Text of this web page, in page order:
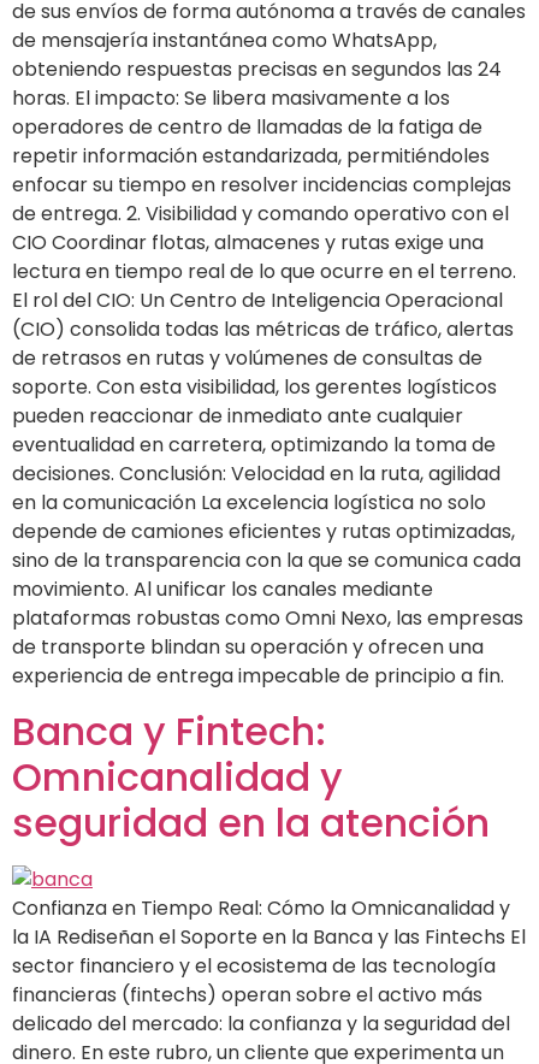
de sus envíos de forma autónoma a través de canales
de mensajería instantánea como WhatsApp,
obteniendo respuestas precisas en segundos las 24
horas. El impacto: Se libera masivamente a los
operadores de centro de llamadas de la fatiga de
repetir información estandarizada, permitiéndoles
enfocar su tiempo en resolver incidencias complejas
de entrega. 2. Visibilidad y comando operativo con el
CIO Coordinar flotas, almacenes y rutas exige una
lectura en tiempo real de lo que ocurre en el terreno.
El rol del CIO: Un Centro de Inteligencia Operacional
(CIO) consolida todas las métricas de tráfico, alertas
de retrasos en rutas y volúmenes de consultas de
soporte. Con esta visibilidad, los gerentes logísticos
pueden reaccionar de inmediato ante cualquier
eventualidad en carretera, optimizando la toma de
decisiones. Conclusión: Velocidad en la ruta, agilidad
en la comunicación La excelencia logística no solo
depende de camiones eficientes y rutas optimizadas,
sino de la transparencia con la que se comunica cada
movimiento. Al unificar los canales mediante
plataformas robustas como Omni Nexo, las empresas
de transporte blindan su operación y ofrecen una
experiencia de entrega impecable de principio a fin.
Banca y Fintech:
Omnicanalidad y
seguridad en la atención
Confianza en Tiempo Real: Cómo la Omnicanalidad y
la IA Rediseñan el Soporte en la Banca y las Fintechs El
sector financiero y el ecosistema de las tecnología
financieras (fintechs) operan sobre el activo más
delicado del mercado: la confianza y la seguridad del
dinero. En este rubro, un cliente que experimenta un